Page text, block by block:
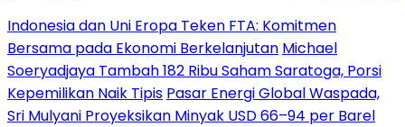
Indonesia dan Uni Eropa Teken FTA: Komitmen
Bersama pada Ekonomi Berkelanjutan Michael
Soeryadjaya Tambah 182 Ribu Saham Saratoga, Porsi
Kepemilikan Naik Tipis Pasar Energi Global Waspada,
Sri Mulyani Proyeksikan Minyak USD 66–94 per Barel